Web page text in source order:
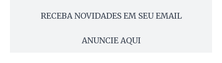
RECEBA NOVIDADES EM SEU EMAIL
ANUNCIE AQUI